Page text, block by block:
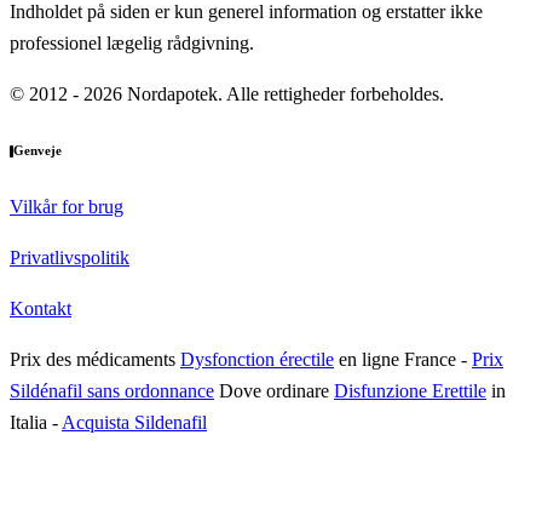
Indholdet på siden er kun generel information og erstatter ikke
professionel lægelig rådgivning.
© 2012 - 2026 Nordapotek. Alle rettigheder forbeholdes.
Genveje
Vilkår for brug
Privatlivspolitik
Kontakt
Prix des médicaments Dysfonction érectile en ligne France - Prix
Sildénafil sans ordonnance Dove ordinare Disfunzione Erettile in
Italia - Acquista Sildenafil